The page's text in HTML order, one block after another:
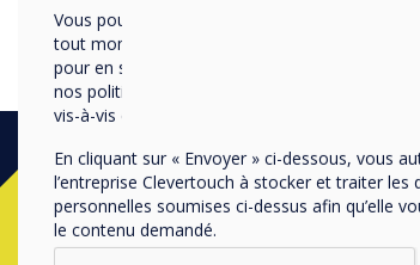
Vous pouvez vous désabonner de ces
tout moment. Consultez notre Politique de
pour en savoir plus sur nos modalités de
nos politiques de confidentialité et sur notre
vis-à-vis de la protection et du respect de la vie
En cliquant sur « Envoyer » ci-dessous, vous
l’entreprise Clevertouch à stocker et traiter les
personnelles soumises ci-dessus afin qu’elle
le contenu demandé.